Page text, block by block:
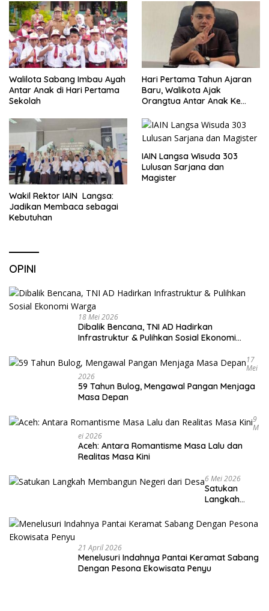
Walilota Sabang Imbau Ayah
Antar Anak di Hari Pertama
Sekolah
Hari Pertama Tahun Ajaran
Baru, Walikota Ajak
Orangtua Antar Anak Ke
Wakil Rektor IAIN Langsa:
Jadikan Membaca sebagai
Kebutuhan
IAIN Langsa Wisuda 303
Lulusan Sarjana dan
Magister
OPINI
18 Mei 2026
Dibalik Bencana, TNI AD Hadirkan
Infrastruktur & Pulihkan Sosial Ekonomi
17
Mei
2026
59 Tahun Bulog, Mengawal Pangan Menjaga
Masa Depan
9
M
Ei 2026
Aceh: Antara Romantisme Masa Lalu dan
Realitas Masa Kini
6 Mei 2026
Satukan
Langkah
Negeri dari
Desa
21 April 2026
Menelusuri Indahnya Pantai Keramat Sabang
Dengan Pesona Ekowisata Penyu